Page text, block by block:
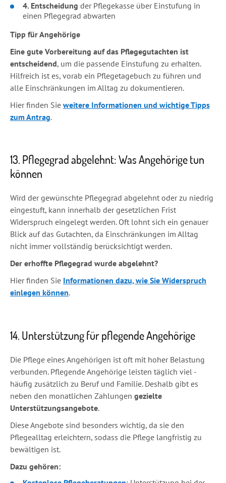
4. Entscheidung der Pflegekasse über Einstufung in
einen Pflegegrad abwarten
Tipp für Angehörige
Eine gute Vorbereitung auf das Pflegegutachten ist
entscheidend, um die passende Einstufung zu erhalten.
Hilfreich ist es, vorab ein Pflegetagebuch zu führen und
alle Einschränkungen im Alltag zu dokumentieren.
Hier finden Sie weitere Informationen und wichtige Tipps
zum Antrag.
13. Pflegegrad abgelehnt: Was Angehörige tun
können
Wird der gewünschte Pflegegrad abgelehnt oder zu niedrig
eingestuft, kann innerhalb der gesetzlichen Frist
Widerspruch eingelegt werden. Oft lohnt sich ein genauer
Blick auf das Gutachten, da Einschränkungen im Alltag
nicht immer vollständig berücksichtigt werden.
Der erhoffte Pflegegrad wurde abgelehnt?
Hier finden Sie Informationen dazu, wie Sie Widerspruch
einlegen können.
14. Unterstützung für pflegende Angehörige
Die Pflege eines Angehörigen ist oft mit hoher Belastung
verbunden. Pflegende Angehörige leisten täglich viel -
häufig zusätzlich zu Beruf und Familie. Deshalb gibt es
neben den monatlichen Zahlungen gezielte
Unterstützungsangebote.
Diese Angebote sind besonders wichtig, da sie den
Pflegealltag erleichtern, sodass die Pflege langfristig zu
bewältigen ist.
Dazu gehören: